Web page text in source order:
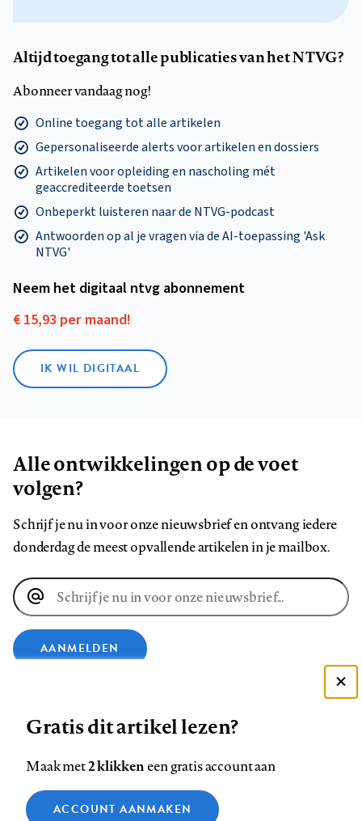
Altijd toegang tot alle publicaties van het NTVG?
Abonneer vandaag nog!
Online toegang tot alle artikelen
Gepersonaliseerde alerts voor artikelen en dossiers
Artikelen voor opleiding en nascholing mét
geaccrediteerde toetsen
Onbeperkt luisteren naar de NTVG-podcast
Antwoorden op al je vragen via de AI-toepassing 'Ask
NTVG'
Neem het digitaal ntvg abonnement
€ 15,93 per maand!
IK WIL DIGITAAL
Alle ontwikkelingen op de voet
volgen?
Schrijf je nu in voor onze nieuwsbrief en ontvang iedere
donderdag de meest opvallende artikelen in je mailbox.
E-
mailadres
AANMELDEN
op
op
op
ons
op
Contact Colofon Disclaimer Privacy
Zie onze cookie policy
Functionele cookies
Gratis dit artikel lezen?
Maak met2 klikkeneen gratis account aan
ACCOUNT AANMAKEN